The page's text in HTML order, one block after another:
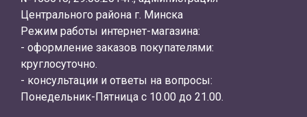
Центрального района г. Минска
Режим работы интернет-магазина:
- оформление заказов покупателями:
круглосуточно.
- консультации и ответы на вопросы:
Понедельник-Пятница с 10.00 до 21.00.